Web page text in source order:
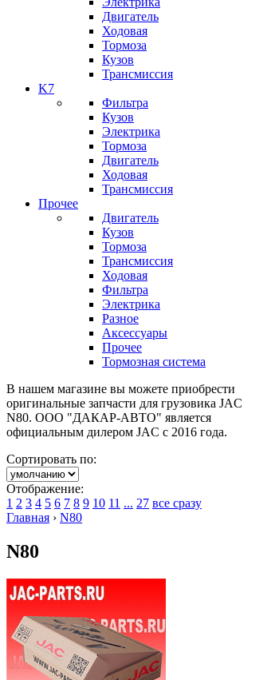
Двигатель
Ходовая
Тормоза
Кузов
Трансмиссия
K7
Фильтра
Кузов
Электрика
Тормоза
Двигатель
Ходовая
Трансмиссия
Прочее
Двигатель
Кузов
Тормоза
Трансмиссия
Ходовая
Фильтра
Электрика
Разное
Аксессуары
Прочее
Тормозная система
В нашем магазине вы можете приобрести
оригинальные запчасти для грузовика JAC
N80. ООО "ДАКАР-АВТО" является
официальным дилером JAC c 2016 года.
Сортировать по:
Отображение:
1 2 3 4 5 6 7 8 9 10 11 ... 27 все сразу
Главная › N80
N80